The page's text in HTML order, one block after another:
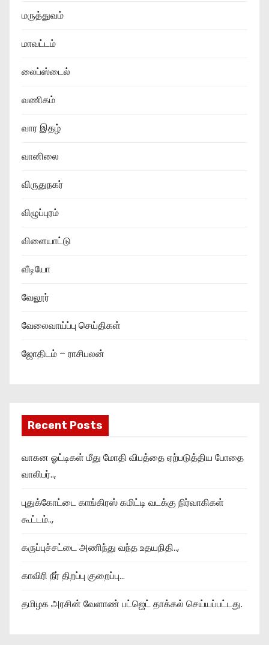
மருத்துவம்
மாவட்டம்
லைப்ஸ்டைல்
வணிகம்
வார இதழ்
வானிலை
விருதுநகர்
விழுப்புரம்
விளையாட்டு
வீடியோ
வேலூர்
வேலைவாய்ப்பு செய்திகள்
ஜோதிடம் – ராசிபலன்
Recent Posts
வாகன ஓட்டிகள் மீது மோதி விபத்தை ஏற்படுத்திய போதை
வாலிபர்..,
புதுக்கோட்டை காங்கிரஸ் கமிட்டி வடக்கு நிர்வாகிகள்
கூட்டம்..,
கருப்புச்சட்டை அணிந்து வந்த உதயநிதி..,
காவிரி நீர் திறப்பு குறைப்பு…
தமிழக அரசின் வேளாண் பட்ஜெட் தாக்கல் செய்யப்பட்டது.